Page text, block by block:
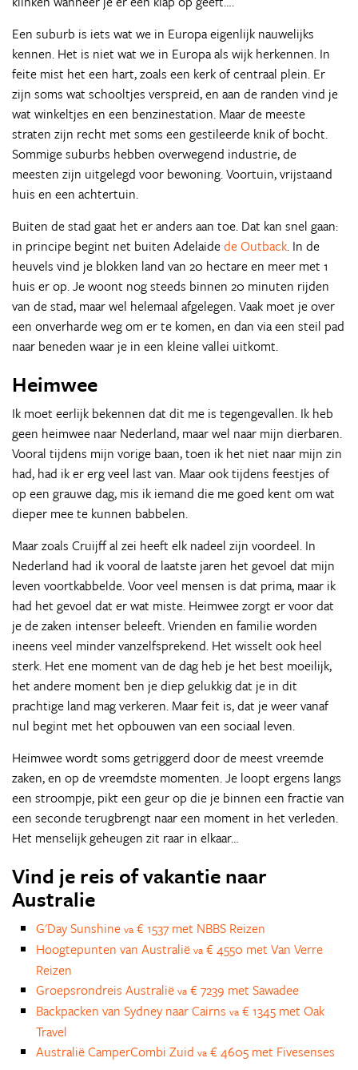
Een suburb is iets wat we in Europa eigenlijk nauwelijks
kennen. Het is niet wat we in Europa als wijk herkennen. In
feite mist het een hart, zoals een kerk of centraal plein. Er
zijn soms wat schooltjes verspreid, en aan de randen vind je
wat winkeltjes en een benzinestation. Maar de meeste
straten zijn recht met soms een gestileerde knik of bocht.
Sommige suburbs hebben overwegend industrie, de
meesten zijn uitgelegd voor bewoning. Voortuin, vrijstaand
huis en een achtertuin.
Buiten de stad gaat het er anders aan toe. Dat kan snel gaan:
in principe begint net buiten Adelaidede Outback. In de
heuvels vind je blokken land van 20 hectare en meer met 1
huis er op. Je woont nog steeds binnen 20 minuten rijden
van de stad, maar wel helemaal afgelegen. Vaak moet je over
een onverharde weg om er te komen, en dan via een steil pad
naar beneden waar je in een kleine vallei uitkomt.
Heimwee
Ik moet eerlijk bekennen dat dit me is tegengevallen. Ik heb
geen heimwee naar Nederland, maar wel naar mijn dierbaren.
Vooral tijdens mijn vorige baan, toen ik het niet naar mijn zin
had, had ik er erg veel last van. Maar ook tijdens feestjes of
op een grauwe dag, mis ik iemand die me goed kent om wat
dieper mee te kunnen babbelen.
Maar zoals Cruijff al zei heeft elk nadeel zijn voordeel. In
Nederland had ik vooral de laatste jaren het gevoel dat mijn
leven voortkabbelde. Voor veel mensen is dat prima, maar ik
had het gevoel dat er wat miste. Heimwee zorgt er voor dat
je de zaken intenser beleeft. Vrienden en familie worden
ineens veel minder vanzelfsprekend. Het wisselt ook heel
sterk. Het ene moment van de dag heb je het best moeilijk,
het andere moment ben je diep gelukkig dat je in dit
prachtige land mag verkeren. Maar feit is, dat je weer vanaf
nul begint met het opbouwen van een sociaal leven.
Heimwee wordt soms getriggerd door de meest vreemde
zaken, en op de vreemdste momenten. Je loopt ergens langs
een stroompje, pikt een geur op die je binnen een fractie van
een seconde terugbrengt naar een moment in het verleden.
Het menselijk geheugen zit raar in elkaar…
Vind je reis of vakantie naar
Australie
G'Day Sunshine va € 1537 met NBBS Reizen
Hoogtepunten van Australië va € 4550 met Van Verre
Reizen
Groepsrondreis Australië va € 7239 met Sawadee
Backpacken van Sydney naar Cairns va € 1345 met Oak
Travel
Australië CamperCombi Zuid va € 4605 met Fivesenses